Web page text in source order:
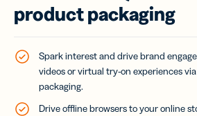
product packaging
Spark interest and drive brand
videos or virtual try-on experiences via
packaging.
Drive offline browsers to your online